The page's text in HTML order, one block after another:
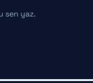
sen yaz.